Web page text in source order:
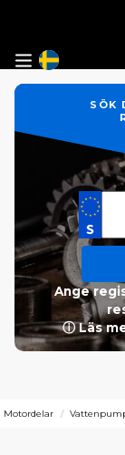
SÖK
Ange
ⓘ Läs
Motordelar